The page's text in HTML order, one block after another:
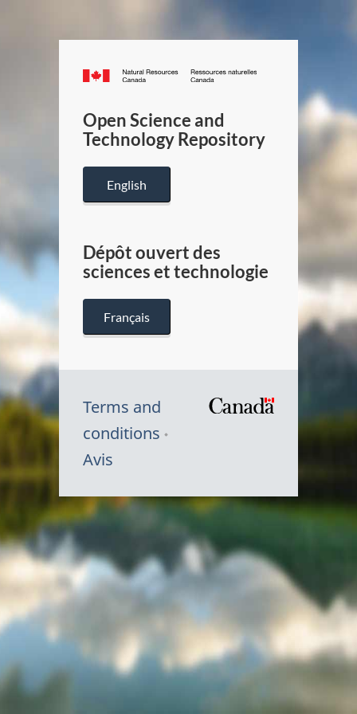
Canada.ca
/
Canada
Open Science and
Technology Repository
English
Dépôt ouvert des
sciences et technologie
Français
Terms and
conditions
Avis
Symbole
du